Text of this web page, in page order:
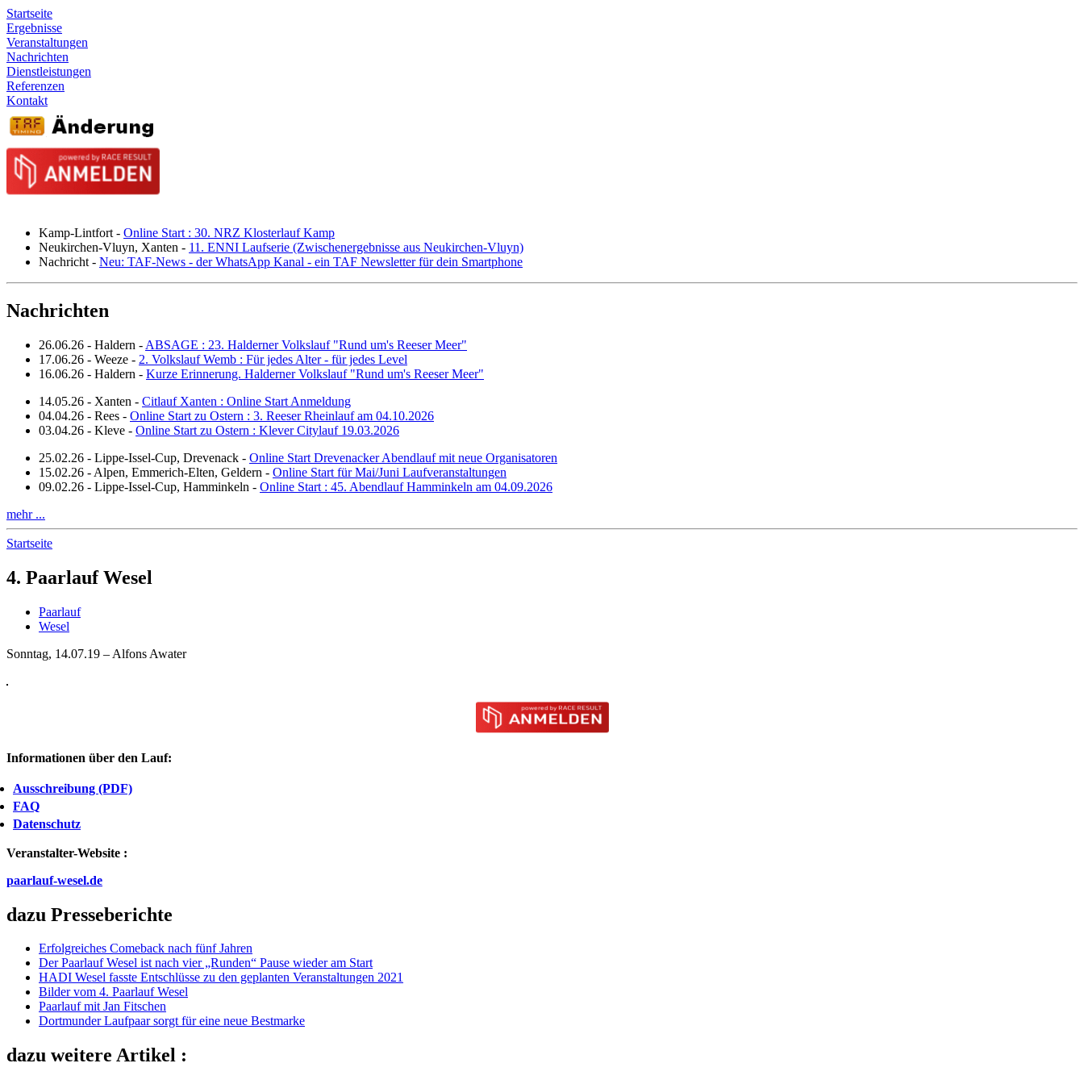
Startseite
Ergebnisse
Veranstaltungen
Nachrichten
Dienstleistungen
Referenzen
Kontakt
Kamp-Lintfort - Online Start : 30. NRZ Klosterlauf Kamp
Neukirchen-Vluyn, Xanten - 11. ENNI Laufserie (Zwischenergebnisse aus Neukirchen-Vluyn)
Nachricht - Neu: TAF-News - der WhatsApp Kanal - ein TAF Newsletter für dein Smartphone
Nachrichten
26.06.26 - Haldern - ABSAGE : 23. Halderner Volkslauf "Rund um's Reeser Meer"
17.06.26 - Weeze - 2. Volkslauf Wemb : Für jedes Alter - für jedes Level
16.06.26 - Haldern - Kurze Erinnerung. Halderner Volkslauf "Rund um's Reeser Meer"
14.05.26 - Xanten - Citlauf Xanten : Online Start Anmeldung
04.04.26 - Rees - Online Start zu Ostern : 3. Reeser Rheinlauf am 04.10.2026
03.04.26 - Kleve - Online Start zu Ostern : Klever Citylauf 19.03.2026
25.02.26 - Lippe-Issel-Cup, Drevenack - Online Start Drevenacker Abendlauf mit neue Organisatoren
15.02.26 - Alpen, Emmerich-Elten, Geldern - Online Start für Mai/Juni Laufveranstaltungen
09.02.26 - Lippe-Issel-Cup, Hamminkeln - Online Start : 45. Abendlauf Hamminkeln am 04.09.2026
mehr ...
Startseite
4. Paarlauf Wesel
Paarlauf
Wesel
Sonntag, 14.07.19 – Alfons Awater
Informationen über den Lauf:
Ausschreibung (PDF)
FAQ
Datenschutz
Veranstalter-Website :
paarlauf-wesel.de
dazu Presseberichte
Erfolgreiches Comeback nach fünf Jahren
Der Paarlauf Wesel ist nach vier „Runden“ Pause wieder am Start
HADI Wesel fasste Entschlüsse zu den geplanten Veranstaltungen 2021
Bilder vom 4. Paarlauf Wesel
Paarlauf mit Jan Fitschen
Dortmunder Laufpaar sorgt für eine neue Bestmarke
dazu weitere Artikel :